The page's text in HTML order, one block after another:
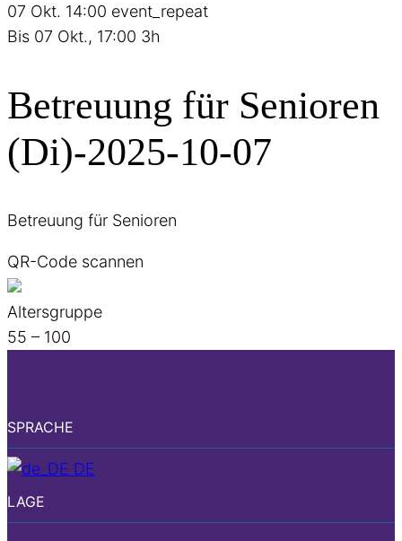
07 Okt. 14:00 event_repeat
Bis 07 Okt., 17:00 3h
Betreuung für Senioren
(Di)-2025-10-07
Betreuung für Senioren
QR-Code scannen
Altersgruppe
55 – 100
SPRACHE
DE
LAGE